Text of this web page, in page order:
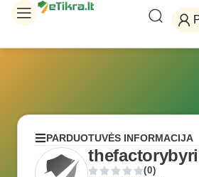
PARDUOTUVĖS INFORMACIJA
(0)